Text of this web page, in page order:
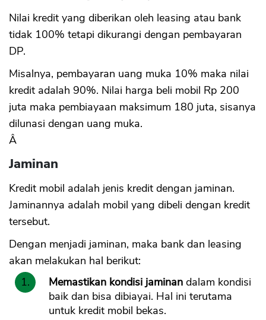
Nilai kredit yang diberikan oleh leasing atau bank
tidak 100% tetapi dikurangi dengan pembayaran
DP.
Misalnya, pembayaran uang muka 10% maka nilai
kredit adalah 90%. Nilai harga beli mobil Rp 200
juta maka pembiayaan maksimum 180 juta, sisanya
dilunasi dengan uang muka.
Â
Jaminan
Kredit mobil adalah jenis kredit dengan jaminan.
Jaminannya adalah mobil yang dibeli dengan kredit
tersebut.
Dengan menjadi jaminan, maka bank dan leasing
akan melakukan hal berikut:
Memastikan kondisi jaminan dalam kondisi
baik dan bisa dibiayai. Hal ini terutama
untuk kredit mobil bekas.